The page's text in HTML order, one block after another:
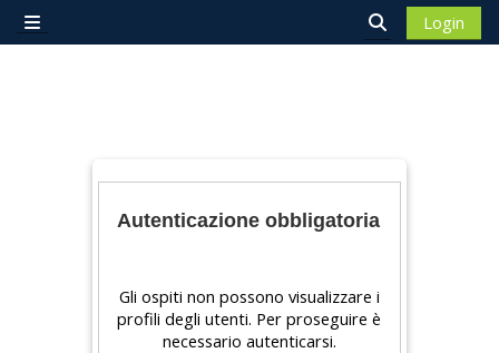
Vai al contenuto principale
Pannello laterale
Attiva/
Login
Autenticazione obbligatoria
Gli ospiti non possono visualizzare i
profili degli utenti. Per proseguire è
necessario autenticarsi.